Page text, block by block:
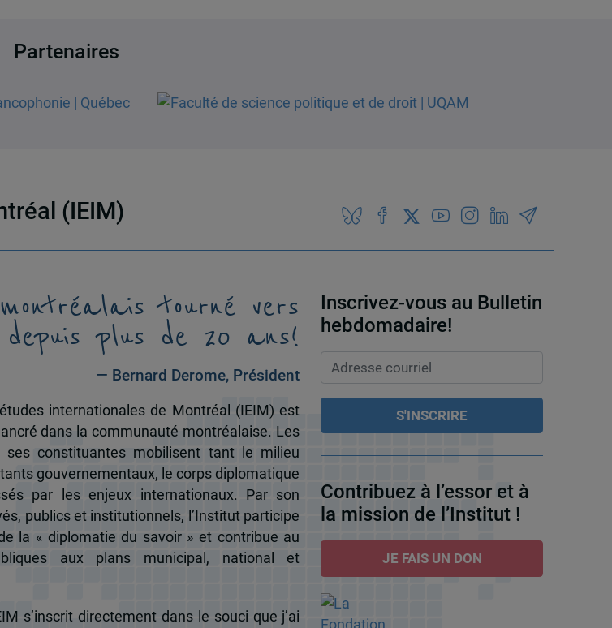
Partenaires
(IEIM)
tourné vers
depuis plus de 20 ans!
— Bernard Derome, Président
internationales de Montréal (IEIM) est
dans la communauté montréalaise. Les
ses constituantes mobilisent tant le milieu
gouvernementaux, le corps diplomatique
par les enjeux internationaux. Par son
publics et institutionnels, l’Institut participe
la « diplomatie du savoir » et contribue au
aux plans municipal, national et
s’inscrit directement dans le souci que j’ai
Inscrivez-vous au Bulletin
hebdomadaire!
Contribuez à l’essor et à
la mission de l’Institut !
JE FAIS UN DON